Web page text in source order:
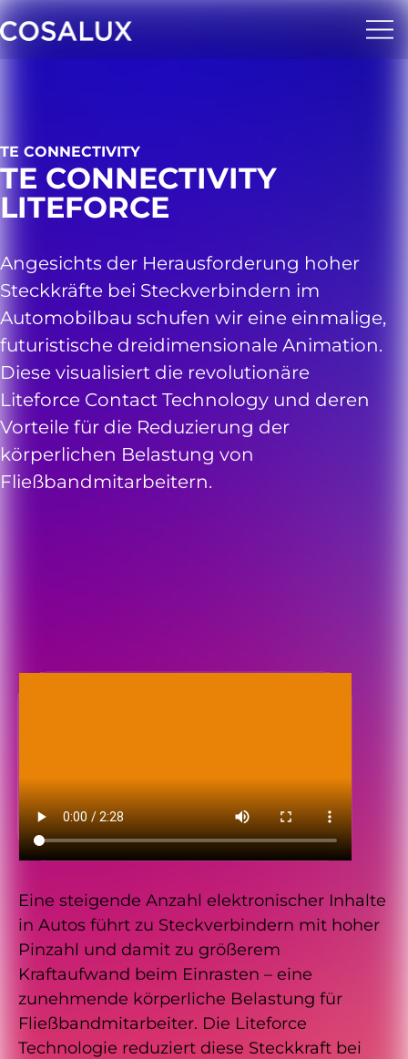
TE CONNECTIVITY
TE CONNECTIVITY
LITEFORCE
Angesichts der Herausforderung hoher
Steckkräfte bei Steckverbindern im
Automobilbau schufen wir eine einmalige,
futuristische dreidimensionale Animation.
Diese visualisiert die revolutionäre
Liteforce Contact Technology und deren
Vorteile für die Reduzierung der
körperlichen Belastung von
Fließbandmitarbeitern.
Eine steigende Anzahl elektronischer Inhalte
in Autos führt zu Steckverbindern mit hoher
Pinzahl und damit zu größerem
Kraftaufwand beim Einrasten – eine
zunehmende körperliche Belastung für
Fließbandmitarbeiter. Die Liteforce
Technologie reduziert diese Steckkraft bei